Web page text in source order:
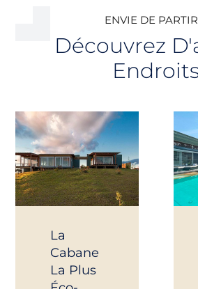
ENVIE DE
Découvrez
La
Cabane
La Plus